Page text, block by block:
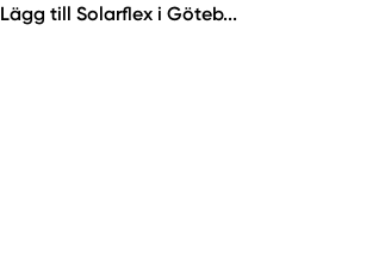
Lägg till Solarflex i Göteb...